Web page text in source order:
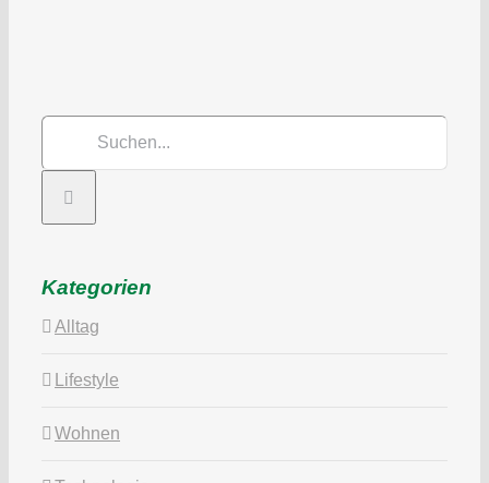
Kategorien
Alltag
Lifestyle
Wohnen